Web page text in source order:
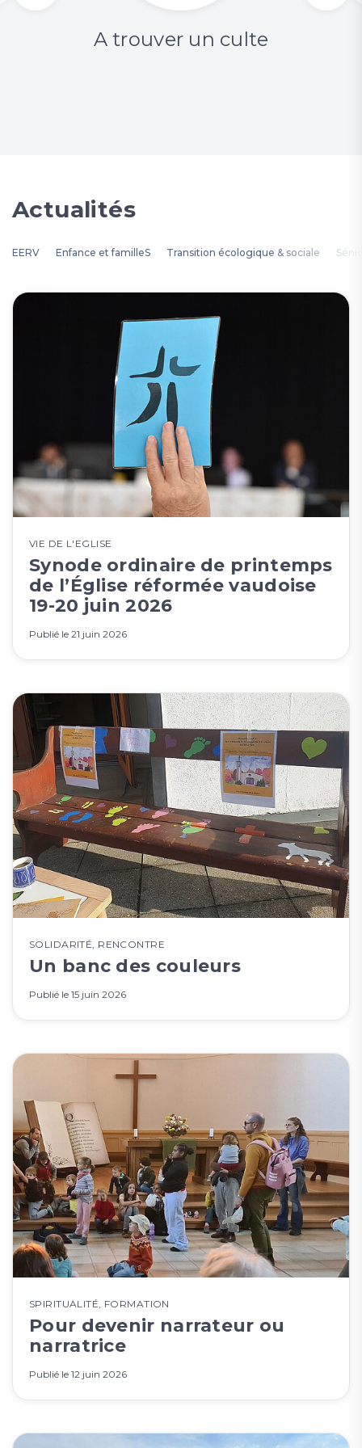
A trouver un culte
Actualités
EERV Enfance et familleS Transition écologique & sociale
VIE DE L'EGLISE
Synode ordinaire de printemps
de l’Église réformée vaudoise
19-20 juin 2026
Publié le 21 juin 2026
SOLIDARITÉ RENCONTRE
Un banc des couleurs
Publié le 15 juin 2026
SPIRITUALITÉ, FORMATION
Pour devenir narrateur ou
narratrice
Publié le 12 juin 2026